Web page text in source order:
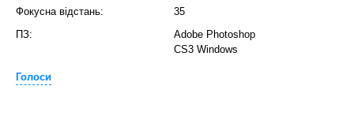
Фокусна відстань:
35
ПЗ:
Adobe Photoshop
CS3 Windows
Голоси